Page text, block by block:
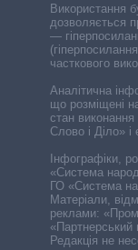
Використання
дозволяється
—
часткового
Аналітична
що розміщені
стан виконання
Слово і Діло»
Інфографіки,
«Система
ГО «Система
Матеріали,
реклами:
«Партнерський
Редакція не